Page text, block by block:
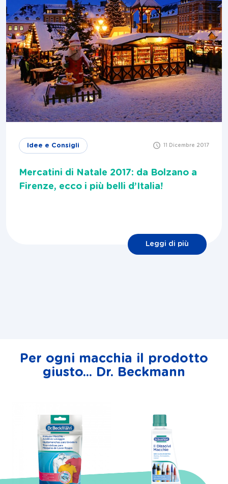
Idee e Consigli 11 Dicembre 2017
Mercatini di Natale 2017: da Bolzano a
Firenze, ecco i più belli d’Italia!
Leggi di più
Per ogni macchia il prodotto
giusto... Dr. Beckmann